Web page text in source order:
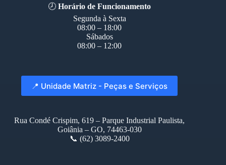
🕗Horário de Funcionamento
Segunda à Sexta
08:00 – 18:00
Sábados
08:00 – 12:00
📍 Unidade Matriz - Peças e Serviços
Rua Condé Crispim, 619 – Parque Industrial Paulista,
Goiânia – GO, 74463-030
📞 (62) 3089-2400